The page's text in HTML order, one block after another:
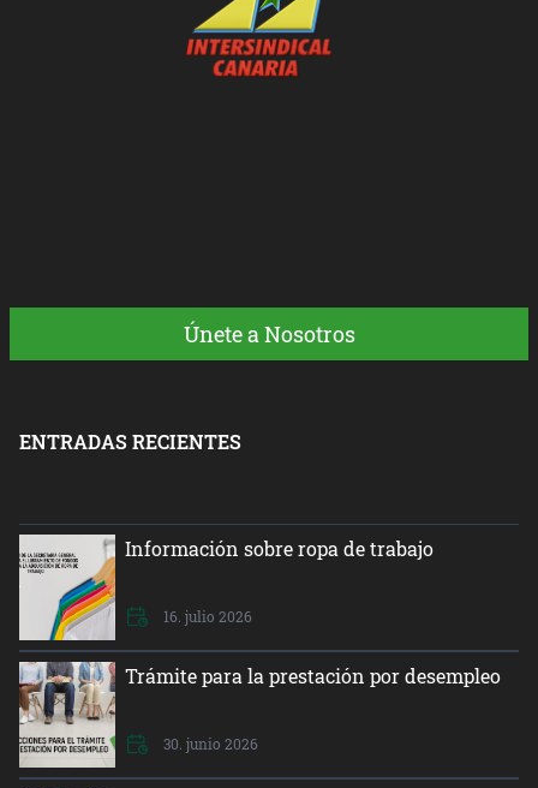
Únete a Nosotros
ENTRADAS RECIENTES
Información sobre ropa de trabajo
16. julio 2026
Trámite para la prestación por desempleo
30. junio 2026